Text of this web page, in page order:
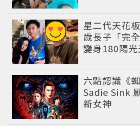
星二代天花
歲長子「完
變身180陽
六點認識《
Sadie Sink
新女神